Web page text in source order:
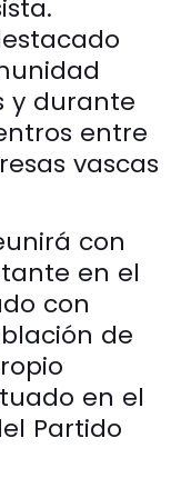
y durante
entre
vascas
con
en el
con
de
en el
Partido